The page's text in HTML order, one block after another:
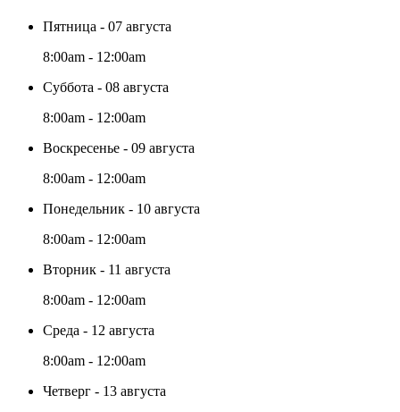
Пятница - 07 августа
8:00am - 12:00am
Суббота - 08 августа
8:00am - 12:00am
Воскресенье - 09 августа
8:00am - 12:00am
Понедельник - 10 августа
8:00am - 12:00am
Вторник - 11 августа
8:00am - 12:00am
Среда - 12 августа
8:00am - 12:00am
Четверг - 13 августа